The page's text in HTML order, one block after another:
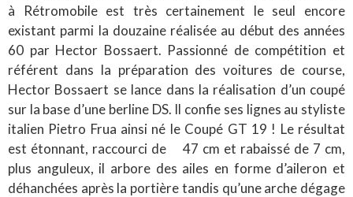
à Rétromobile est très certainement le seul encore
existant parmi la douzaine réalisée au début des années
60 par Hector Bossaert. Passionné de compétition et
référent dans la préparation des voitures de course,
Hector Bossaert se lance dans la réalisation d’un coupé
sur la base d’une berline DS. Il confie ses lignes au styliste
italien Pietro Frua ainsi né le Coupé GT 19 ! Le résultat
est étonnant, raccourci de 47 cm et rabaissé de 7 cm,
plus anguleux, il arbore des ailes en forme d’aileron et
déhanchées après la portière tandis qu’une arche dégage